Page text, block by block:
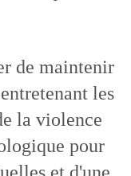
de maintenir
les
la violence
pour